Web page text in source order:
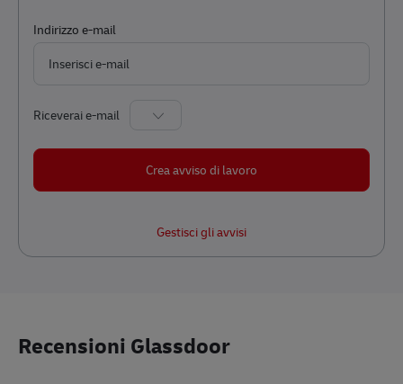
Indirizzo e-mail
Riceverai e-mail Required
Crea avviso di lavoro
Gestisci gli avvisi
Recensioni Glassdoor